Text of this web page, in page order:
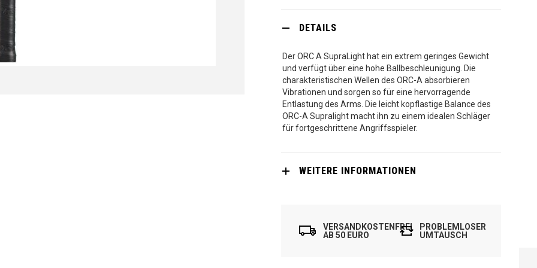
DETAILS
Der ORC A SupraLight hat ein extrem geringes Gewicht
und verfügt über eine hohe Ballbeschleunigung. Die
charakteristischen Wellen des ORC-A absorbieren
Vibrationen und sorgen so für eine hervorragende
Entlastung des Arms. Die leicht kopflastige Balance des
ORC-A Supralight macht ihn zu einem idealen Schläger
für fortgeschrittene Angriffsspieler.
WEITERE INFORMATIONEN
VERSANDKOSTENFREI
AB 50 EURO
PROBLEMLOSER
UMTAUSCH